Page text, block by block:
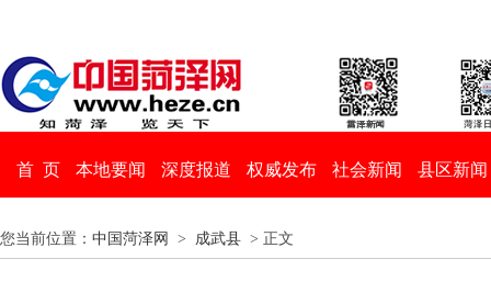
首 页 本地要闻 深度报道 权威发布 社会新闻 县区新闻
您当前位置： 中国菏泽网 > 成武县 > 正文